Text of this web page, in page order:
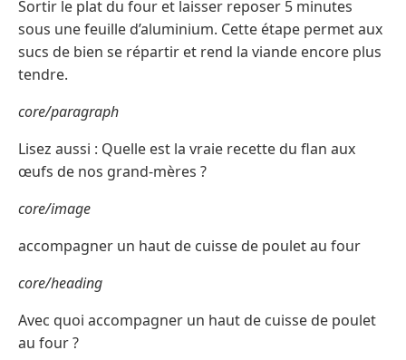
Sortir le plat du four et laisser reposer 5 minutes
sous une feuille d’aluminium. Cette étape permet aux
sucs de bien se répartir et rend la viande encore plus
tendre.
core/paragraph
Lisez aussi : Quelle est la vraie recette du flan aux
œufs de nos grand-mères ?
core/image
accompagner un haut de cuisse de poulet au four
core/heading
Avec quoi accompagner un haut de cuisse de poulet
au four ?